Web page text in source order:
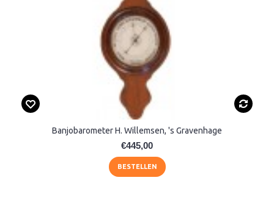
Banjobarometer H. Willemsen, 's Gravenhage
€445,00
BESTELLEN